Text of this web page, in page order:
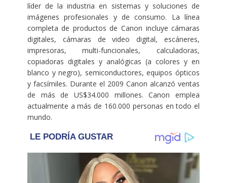
líder de la industria en sistemas y soluciones de
imágenes profesionales y de consumo. La línea
completa de productos de Canon incluye cámaras
digitales, cámaras de video digital, escáneres,
impresoras, multi-funcionales, calculadoras,
copiadoras digitales y analógicas (a colores y en
blanco y negro), semiconductores, equipos ópticos
y facsímiles. Durante el 2009 Canon alcanzó ventas
de más de US$34.000 millones. Canon emplea
actualmente a más de 160.000 personas en todo el
mundo.